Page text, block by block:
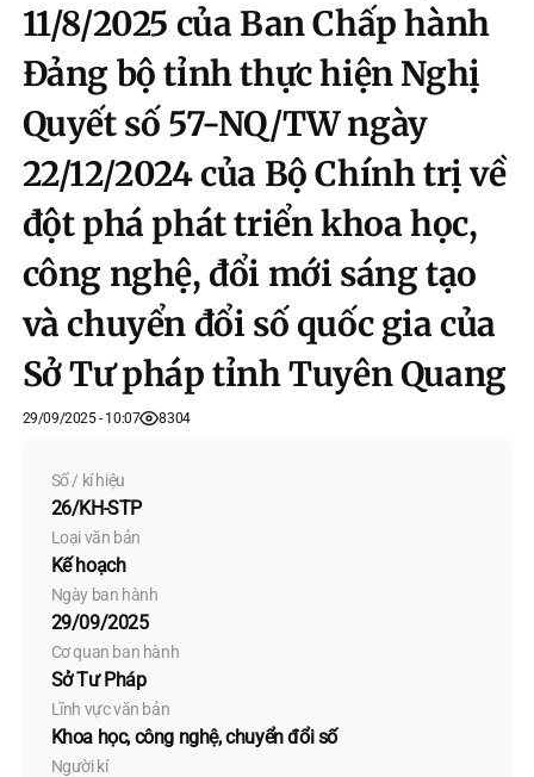
11/8/2025 của Ban Chấp hành
Đảng bộ tỉnh thực hiện Nghị
Quyết số 57-NQ/TW ngày
22/12/2024 của Bộ Chính trị về
đột phá phát triển khoa học,
công nghệ, đổi mới sáng tạo
và chuyển đổi số quốc gia của
Sở Tư pháp tỉnh Tuyên Quang
29/09/2025 - 10:07 8304
Số / kí hiệu
26/KH-STP
Loại văn bản
Kế hoạch
Ngày ban hành
29/09/2025
Cơ quan ban hành
Sở Tư Pháp
Lĩnh vực văn bản
Khoa học, công nghệ, chuyển đổi số
Người kí